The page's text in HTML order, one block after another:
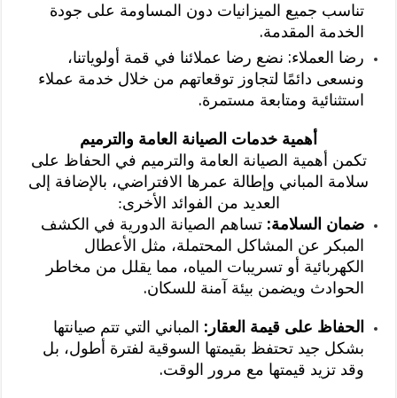
تناسب جميع الميزانيات دون المساومة على جودة
الخدمة المقدمة.
رضا العملاء: نضع رضا عملائنا في قمة أولوياتنا،
ونسعى دائمًا لتجاوز توقعاتهم من خلال خدمة عملاء
استثنائية ومتابعة مستمرة.
أهمية خدمات الصيانة العامة والترميم
تكمن أهمية الصيانة العامة والترميم في الحفاظ على
سلامة المباني وإطالة عمرها الافتراضي، بالإضافة إلى
العديد من الفوائد الأخرى:
ضمان السلامة: تساهم الصيانة الدورية في الكشف
المبكر عن المشاكل المحتملة، مثل الأعطال
الكهربائية أو تسريبات المياه، مما يقلل من مخاطر
الحوادث ويضمن بيئة آمنة للسكان.
الحفاظ على قيمة العقار: المباني التي تتم صيانتها
بشكل جيد تحتفظ بقيمتها السوقية لفترة أطول، بل
وقد تزيد قيمتها مع مرور الوقت.